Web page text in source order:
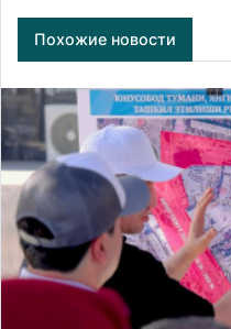
Похожие новости